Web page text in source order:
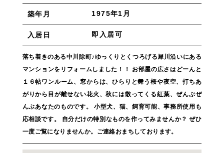
築年月 1975年1月
入居日 即入居可
落ち着きのある中川除町♪ゆっくりとくつろげる犀川沿いにある
マンションをリフォームしました！！ お部屋の広さはどーんと
１６帖ワンルーム、窓からは、ひらりと舞う桜や夜空、打ちあ
がりから目が離せない花火、秋には散ってくる紅葉、ぜんぶぜ
んぶあなたのものです。 小型犬、猫、飼育可能、事務所使用も
応相談です。 自分だけの特別なものを作ってみませんか？ ぜひ
一度ご覧になりませんか。ご連絡おまちしております。